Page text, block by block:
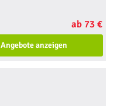
ab 73 €
Angebote anzeigen